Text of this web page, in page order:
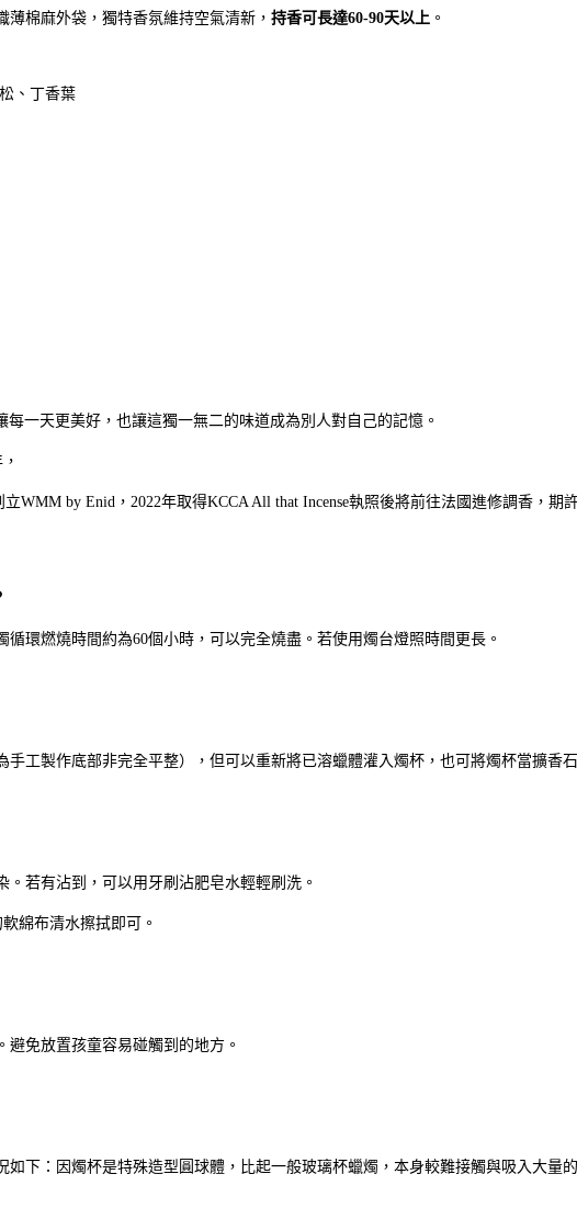
棉麻外袋，獨特香氛維持空氣清新， 持香可長達60-90天以上 。
、丁香葉
一天更美好，也讓這獨一無二的味道成為別人對自己的記憶。
WMM by Enid，2022年取得KCCA All that Incense執照後將前往法國進修調香，期
環燃燒時間約為60個小時，可以完全燒盡。若使用燭台燈照時間更長。
工製作底部非完全平整），但可以重新將已溶蠟體灌入燭杯，也可將燭杯當擴香
。若有沾到，可以用牙刷沾肥皂水輕輕刷洗。
綿布清水擦拭即可。
免放置孩童容易碰觸到的地方。
下：因燭杯是特殊造型圓球體，比起一般玻璃杯蠟燭，本身較難接觸與吸入大量